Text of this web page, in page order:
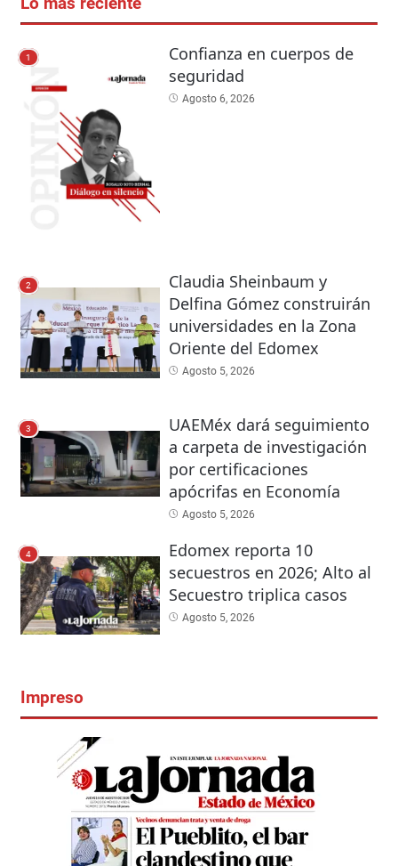
Lo más reciente
1
Confianza en cuerpos de
seguridad
Agosto 6, 2026
2
Claudia Sheinbaum y
Delfina Gómez construirán
universidades en la Zona
Oriente del Edomex
Agosto 5, 2026
3
UAEMéx dará seguimiento
a carpeta de investigación
por certificaciones
apócrifas en Economía
Agosto 5, 2026
4
Edomex reporta 10
secuestros en 2026; Alto al
Secuestro triplica casos
Agosto 5, 2026
Impreso